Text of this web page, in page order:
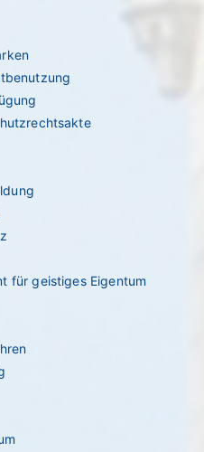
für geistiges Eigentum